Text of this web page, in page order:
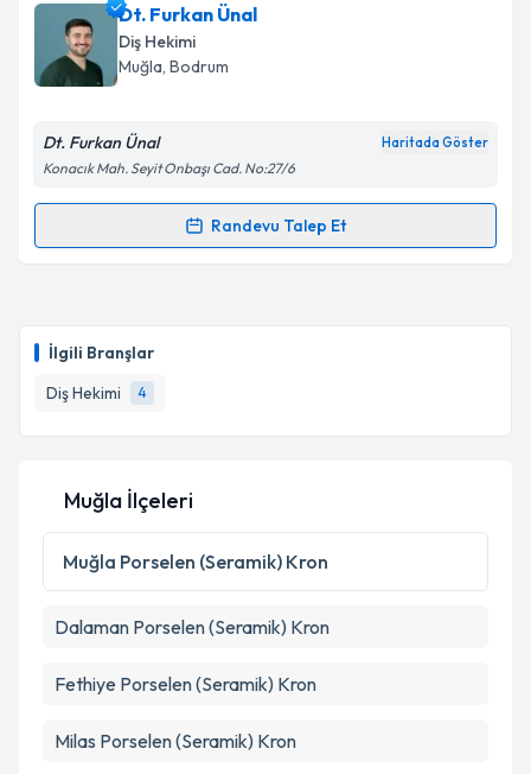
İlgili Branşlar
Diş Hekimi
4
Dt. Şekip Çakmakçıiçin randevu takvimi talebi
oluşturun. Size bu uzmandan randevu almanız için bir
takvim hazırlandığında e-posta ile bilgilendireceğiz.
Kişisel verilerimin işlenmesine ilişkin
Metni'ni okudum ve kişisel verilerimin belirtilen
Dt. Furkan Ünal
Diş Hekimi
Muğla, Bodrum
Dt. Furkan Ünal Haritada Göster
Konacık Mah. Seyit Onbaşı Cad. No:27/6
Randevu Talep Et
Randevu Takvimi Talebi
hazırlandığında e-posta ile bilgilendireceğiz.
E-posta Adresiniz
Kişisel verilerimin işlenmesine ilişkinAydınlatma
Metni
'ni okudum ve kişisel verilerimin belirtilen
kapsamda işlenmesini kabul ediyorum.
Muğla İlçeleri
Muğla Porselen (Seramik) Kron
Dalaman Porselen (Seramik) Kron
Fethiye Porselen (Seramik) Kron
Milas Porselen (Seramik) Kron